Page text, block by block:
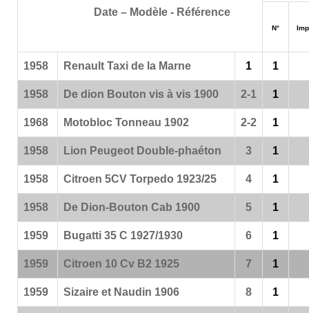
Date – Modèle - Référence
N°
1958 Renault Taxi de la Marne 1 1
1958 De dion Bouton vis à vis 1900 2-1 1
1968 Motobloc Tonneau 1902 2-2 1
1958 Lion Peugeot Double-phaéton 3 1
1958 Citroen 5CV Torpedo 1923/25 4 1
1958 De Dion-Bouton Cab 1900 5 1
1959 Bugatti 35 C 1927/1930 6 1
1959 Citroen 10 Cv B2 1925 7 1
1959 Sizaire et Naudin 1906 8 1